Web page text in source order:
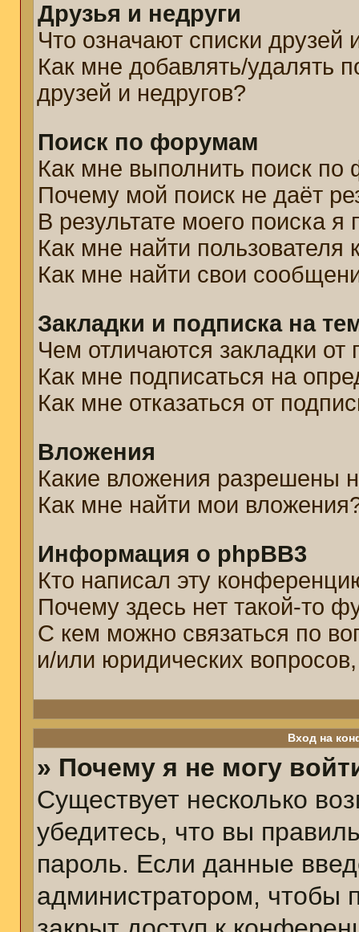
Друзья и недруги
Что означают списки друзей
Как мне добавлять/удалять
друзей и недругов?
Поиск по форумам
Как мне выполнить поиск
Почему мой поиск не даёт
В результате моего поиска
Как мне найти пользователя
Как мне найти свои
Закладки и подписка на
Чем отличаются закладки от
Как мне подписаться на
Как мне отказаться от
Вложения
Какие вложения разрешены
Как мне найти мои
Информация о phpBB3
Кто написал эту
Почему здесь нет такой-то
С кем можно связаться по
и/или юридических
Вход на
» Почему я не могу
Существует несколько
убедитесь, что вы
пароль. Если данные
администратором, чтобы